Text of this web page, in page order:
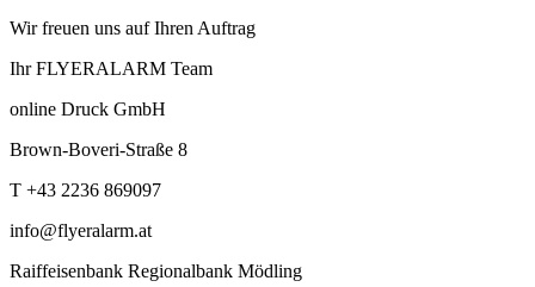
Wir freuen uns auf Ihren Auftrag
Ihr FLYERALARM Team
online Druck GmbH
Brown-Boveri-Straße 8
T +43 2236 869097
info@flyeralarm.at
Raiffeisenbank Regionalbank Mödling